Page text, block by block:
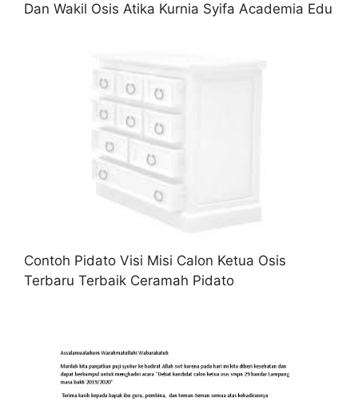
Dan Wakil Osis Atika Kurnia Syifa Academia Edu
Contoh Pidato Visi Misi Calon Ketua Osis
Terbaru Terbaik Ceramah Pidato